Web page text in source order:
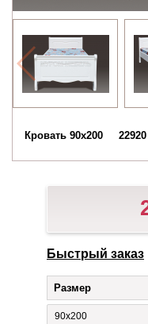
Кровать 90х200 22920
Быстрый заказ
Размер